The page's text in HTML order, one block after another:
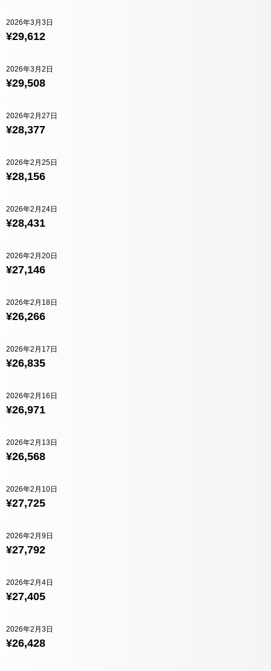
¥29,612
2026年3月3日
¥29,508
2026年3月2日
¥28,377
2026年2月27日
¥28,156
2026年2月25日
¥28,431
2026年2月24日
¥27,146
2026年2月20日
¥26,266
2026年2月18日
¥26,835
2026年2月17日
¥26,971
2026年2月16日
¥26,568
2026年2月13日
¥27,725
2026年2月10日
¥27,792
2026年2月9日
¥27,405
2026年2月4日
¥26,428
2026年2月3日